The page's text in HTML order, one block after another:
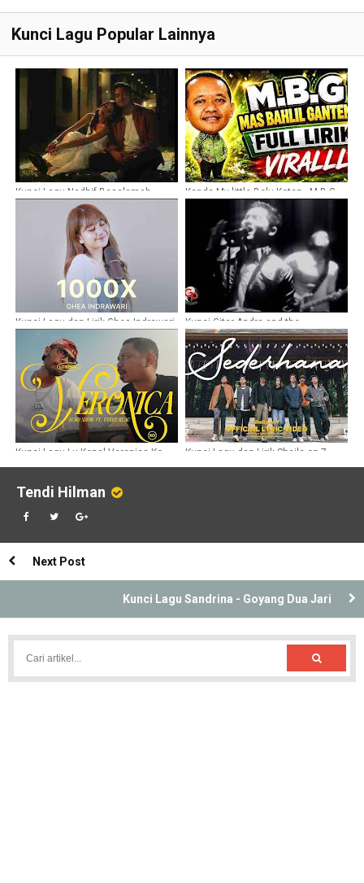
Kunci Lagu Popular Lainnya
Kunci Lagu Nadhif Basalamah -
jatuh cinta lagi
Kanda My little Bolu Ketan - M.B.G
(Mas Bahlil Ganteng)
Kunci Lagu dan Lirik Ghea Indrawari
Kunci Gitar Andra and the
BackBone Tunggu Aku
Kunci Lagu Lu Kenal Veronica Ko -
Kunci Lagu dan Lirik Sheila on 7 -
Tendi Hilman
Next Post
Kunci Lagu Sandrina - Goyang Dua Jari